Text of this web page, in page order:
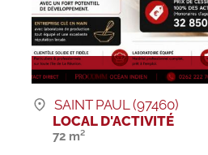
SAINT PAUL (97460)
LOCAL D'ACTIVITÉ
72 m²